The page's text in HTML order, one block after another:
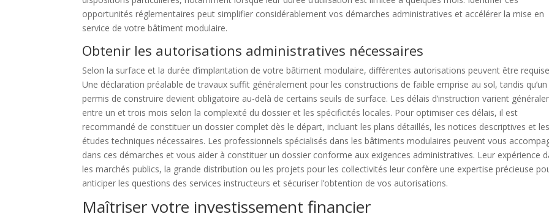
opportunités réglementaires peut simplifier considérablement vos démarches administratives et accélérer la mise en
service de votre bâtiment modulaire.
Obtenir les autorisations administratives nécessaires
Selon la surface et la durée d’implantation de votre bâtiment modulaire, différentes autorisations peuvent être
Une déclaration préalable de travaux suffit généralement pour les constructions de faible emprise au sol, tandis qu’un
permis de construire devient obligatoire au-delà de certains seuils de surface. Les délais d’instruction varient
entre un et trois mois selon la complexité du dossier et les spécificités locales. Pour optimiser ces délais, il est
recommandé de constituer un dossier complet dès le départ, incluant les plans détaillés, les notices descriptives et les
études techniques nécessaires. Les professionnels spécialisés dans les bâtiments modulaires peuvent vous
dans ces démarches et vous aider à constituer un dossier conforme aux exigences administratives. Leur expérience
les marchés publics, la grande distribution ou les projets pour les collectivités leur confère une expertise précieuse
anticiper les questions des services instructeurs et sécuriser l’obtention de vos autorisations.
Maîtriser votre investissement financier